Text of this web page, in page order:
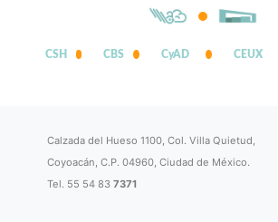
CSH CBS CyAD CEUX
Calzada del Hueso 1100, Col. Villa Quietud,
Coyoacán, C.P. 04960, Ciudad de México.
Tel. 55 54 837371